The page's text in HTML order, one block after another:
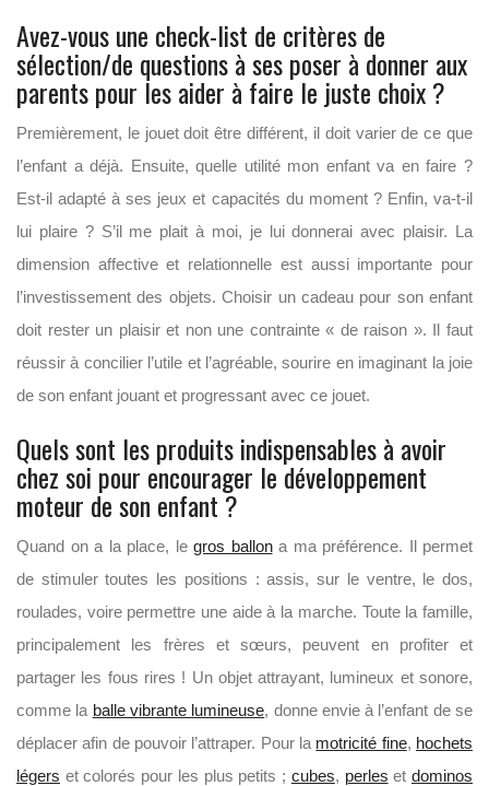
Avez-vous une check-list de critères de
sélection/de questions à ses poser à donner aux
parents pour les aider à faire le juste choix ?
Premièrement, le jouet doit être différent, il doit varier de ce que
l’enfant a déjà. Ensuite, quelle utilité mon enfant va en faire ?
Est-il adapté à ses jeux et capacités du moment ? Enfin, va-t-il
lui plaire ? S’il me plait à moi, je lui donnerai avec plaisir. La
dimension affective et relationnelle est aussi importante pour
l’investissement des objets. Choisir un cadeau pour son enfant
doit rester un plaisir et non une contrainte « de raison ». Il faut
réussir à concilier l’utile et l’agréable, sourire en imaginant la joie
de son enfant jouant et progressant avec ce jouet.
Quels sont les produits indispensables à avoir
chez soi pour encourager le développement
moteur de son enfant ?
Quand on a la place, le gros ballona ma préférence. Il permet
de stimuler toutes les positions : assis, sur le ventre, le dos,
roulades, voire permettre une aide à la marche. Toute la famille,
principalement les frères et sœurs, peuvent en profiter et
partager les fous rires ! Un objet attrayant, lumineux et sonore,
comme la balle vibrante lumineuse, donne envie à l’enfant de se
déplacer afin de pouvoir l’attraper. Pour la motricité fine, hochets
légers et colorés pour les plus petits ; cubes, perles etdominos